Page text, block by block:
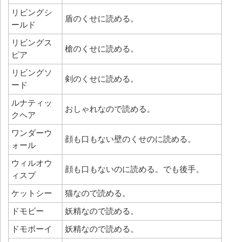
リビングシ
ールド
盾のくせに読める。
リビングス
ピア
槍のくせに読める。
リビングソ
ード
剣のくせに読める。
ルナティッ
クヘア
おしゃれなので読める。
ワンダーウ
ォール
顔も口もない壁のくせのに読める。
ウィルオウ
ィスプ
顔も口もないのに読める。でも後手。
ケットシー 猫なので読める。
ドモビー 妖精なので読める。
ドモボーイ 妖精なので読める。